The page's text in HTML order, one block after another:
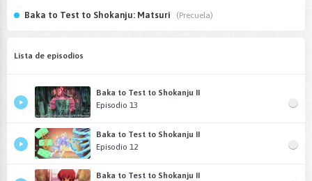
Baka to Test to Shokanju: Matsuri (Precuela)
Lista de episodios
Baka to Test to Shokanju II
Episodio 13
Baka to Test to Shokanju II
Episodio 12
Baka to Test to Shokanju II